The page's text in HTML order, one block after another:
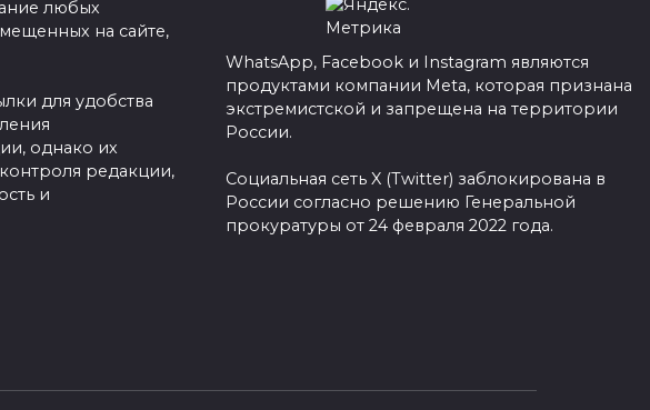
любых
на сайте,
для удобства
однако их
редакции,
и
WhatsApp, Facebook и Instagram являются
продуктами компании Meta, которая признана
экстремистской и запрещена на территории
России.
Социальная сеть X (Twitter) заблокирована в
России согласно решению Генеральной
прокуратуры от 24 февраля 2022 года.